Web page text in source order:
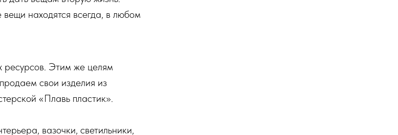
находятся всегда, в любом
ресурсов. Этим же целям
свои изделия из
«Плавь пластик».
вазочки, светильники,